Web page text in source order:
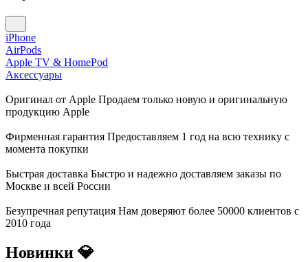
iPhone
AirPods
Apple TV & HomePod
Аксессуары
Оригинал от Apple Продаем только новую и оригинальную
продукцию Apple
Фирменная гарантия Предоставляем 1 год на всю технику с
момента покупки
Быстрая доставка Быстро и надежно доставляем заказы по
Москве и всей России
Безупречная репутация Нам доверяют более 50000 клиентов с
2010 года
Новинки 💎